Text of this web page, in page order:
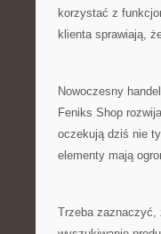
korzystać z
klienta sprawiają,
Nowoczesny
Feniks Shop
oczekują dziś nie
elementy mają
Trzeba zaznaczyć,